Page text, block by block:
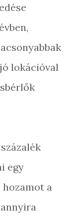
lokációval
egy
hozamot a